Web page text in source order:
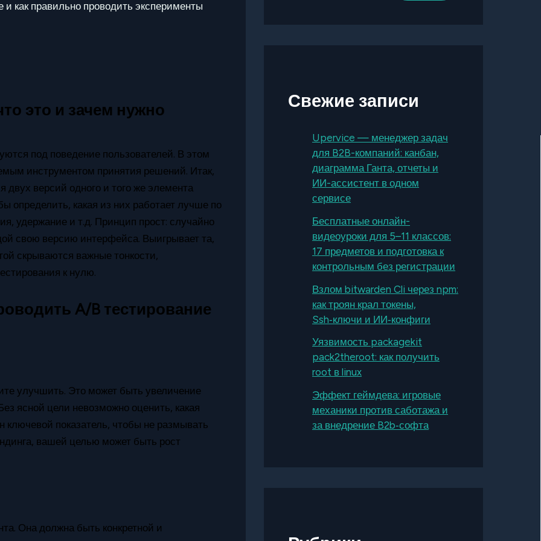
и как правильно проводить эксперименты
это и зачем нужно
под поведение пользователей. В этом
инструментом принятия решений. Итак,
двух версий одного и того же элемента
определить, какая из них работает лучше по
удержание и т.д. Принцип прост: случайно
свою версию интерфейса. Выигрывает та,
скрываются важные тонкости,
к нулю.
A/B тестирование
улучшить. Это может быть увеличение
ясной цели невозможно оценить, какая
показатель, чтобы не размывать
вашей целью может быть рост
Она должна быть конкретной и
Свежие записи
Upervice — менеджер задач
для B2B-компаний: канбан,
диаграмма Ганта, отчеты и
ИИ-ассистент в одном
сервисе
Бесплатные онлайн-
видеоуроки для 5–11 классов:
17 предметов и подготовка к
контрольным без регистрации
Взлом bitwarden Cli через npm:
как троян крал токены,
Ssh‑ключи и ИИ‑конфиги
Уязвимость packagekit
pack2theroot: как получить
root в linux
Эффект геймдева: игровые
механики против саботажа и
за внедрение B2b‑софта